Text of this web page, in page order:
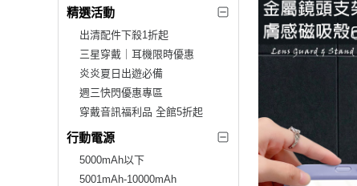
精選活動
出清配件下殺1折起
三星穿戴｜耳機限時優惠
炎炎夏日出遊必備
週三快閃優惠專區
穿戴音訊福利品 全館5折起
行動電源
5000mAh以下
5001mAh-10000mAh